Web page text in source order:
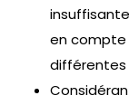
en compte